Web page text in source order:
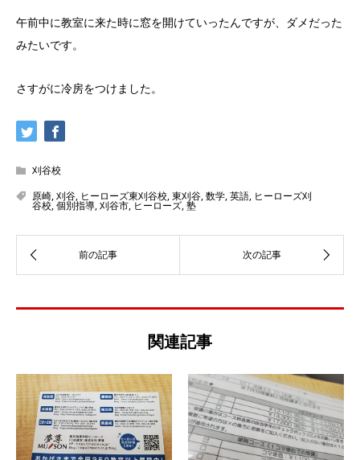
午前中に教室に来た時に窓を開けていったんですが、ダメだった
みたいです。
さすがに冷房をつけました。
刈谷校
原崎,刈谷, ヒーローズ東刈谷校,東刈谷,数学,英語, ヒーローズ刈
谷校,個別指導,刈谷市,ヒーローズ,塾
関連記事